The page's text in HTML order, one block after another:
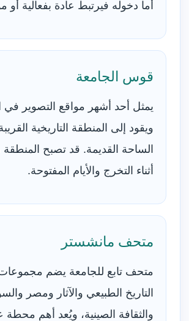
أما دخوله فيرتبط عادة بفعالية
قوس الجامعة
يمثل أحد أشهر مواقع التصوير في
ويقود إلى المنطقة التاريخية
الساحة القديمة. قد تصبح
أثناء التخرج والأيام المفتوحة.
متحف مانشستر
متحف تابع للجامعة يضم
التاريخ الطبيعي والآثار ومصر
والثقافة الصينية، ويُعد أهم